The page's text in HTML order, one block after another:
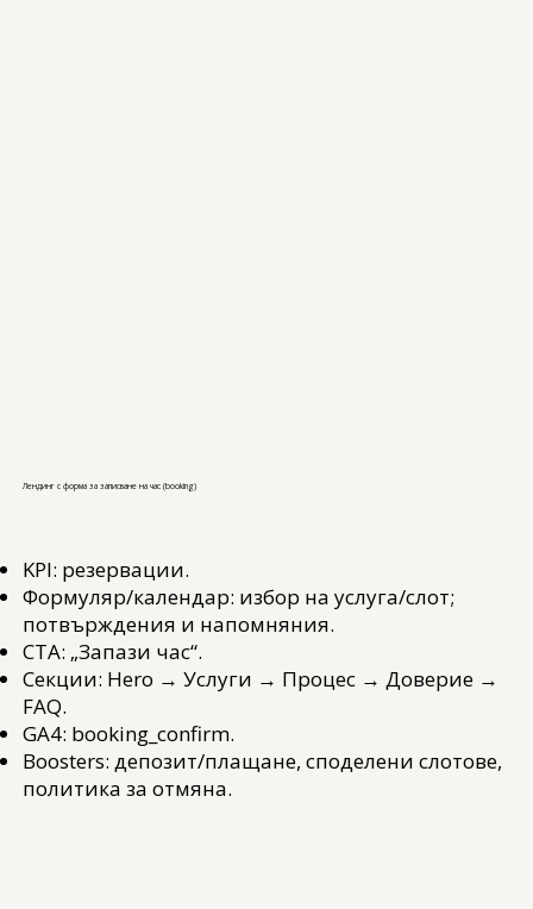
Лендинг с форма за записване на час (booking)
KPI: резервации.
Формуляр/календар: избор на услуга/слот;
потвърждения и напомняния.
CTA: „Запази час“.
Секции: Hero → Услуги → Процес → Доверие →
FAQ.
GA4: booking_confirm.
Boosters: депозит/плащане, споделени слотове,
политика за отмяна.